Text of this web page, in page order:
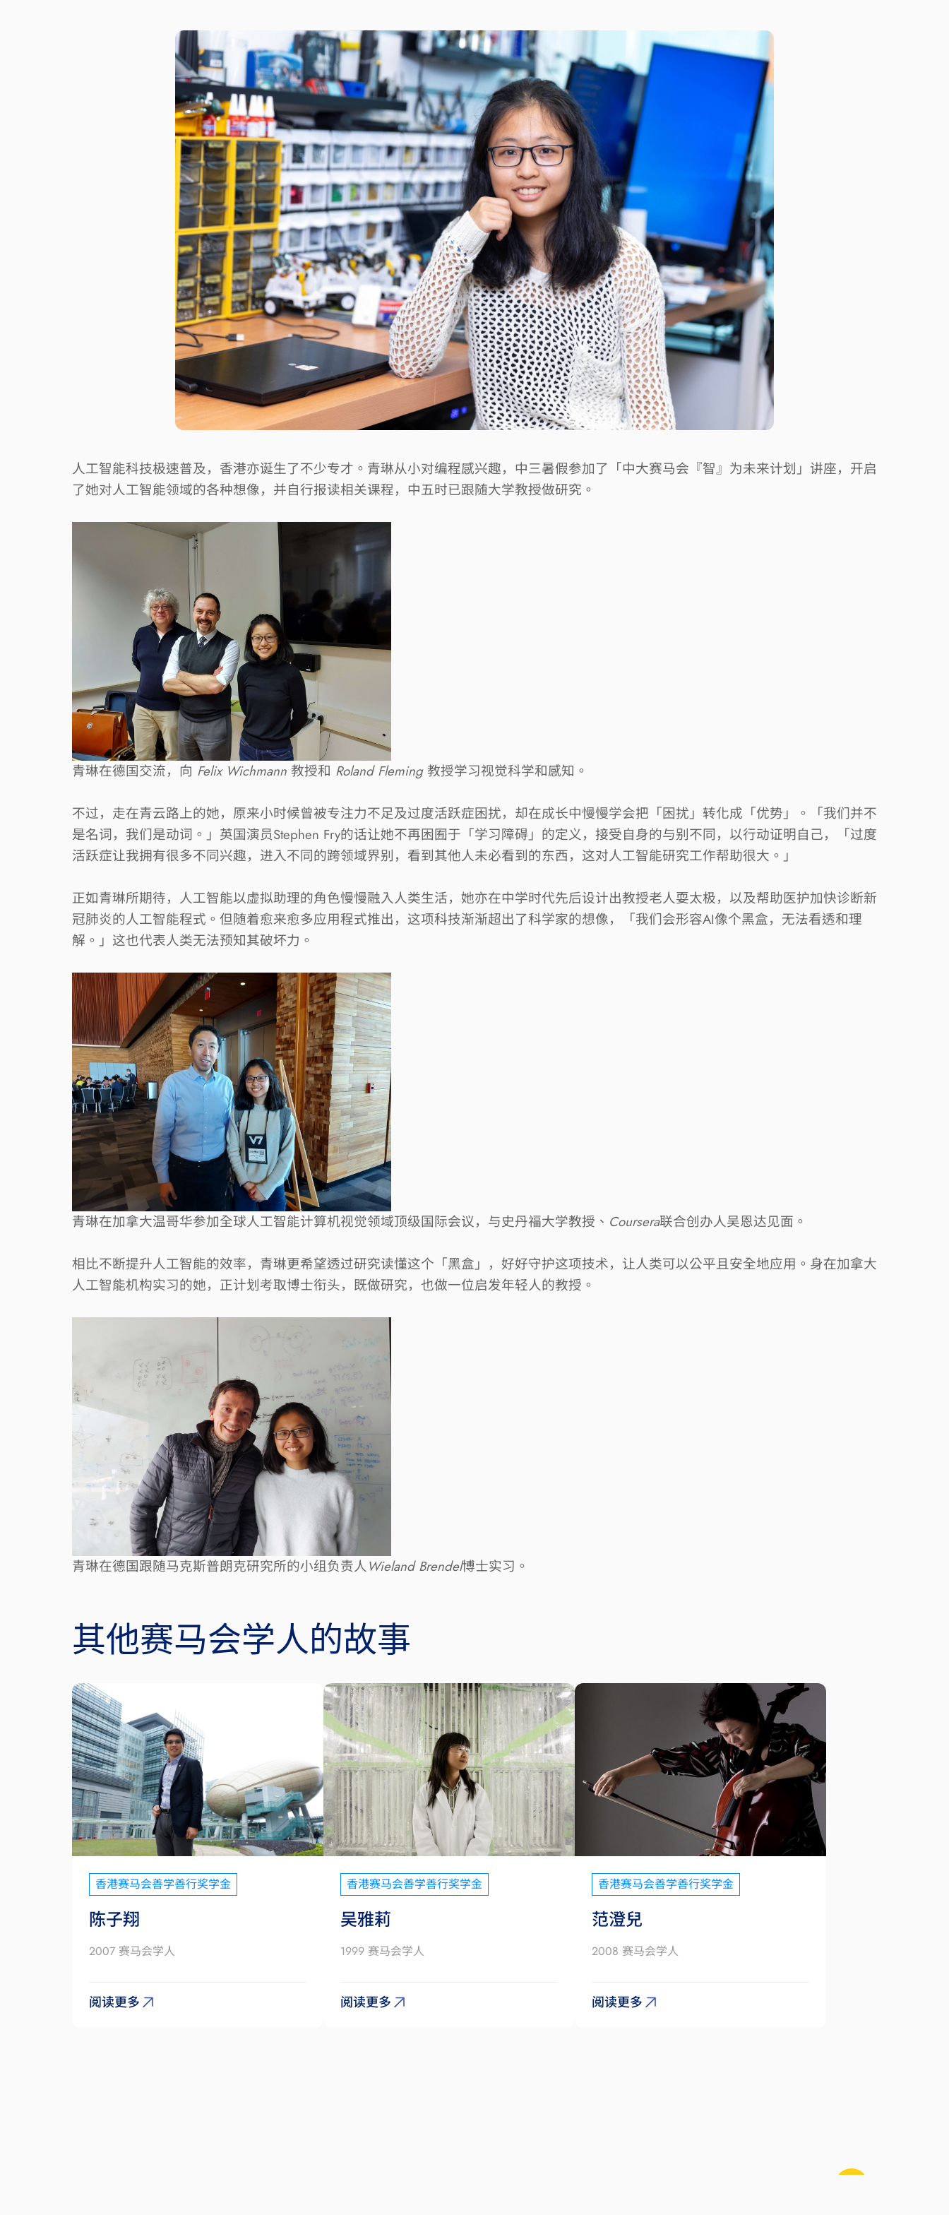
人工智能科技极速普及，香港亦诞生了不少专才。青琳从小对编程感兴趣，中三暑假参加了「中大赛马会『智』为未来计划」讲座，开启
了她对人工智能领域的各种想像，并自行报读相关课程，中五时已跟随大学教授做研究。
青琳在德国交流，向 Felix Wichmann 教授和 Roland Fleming教授学习视觉科学和感知。
不过，走在青云路上的她，原来小时候曾被专注力不足及过度活跃症困扰，却在成长中慢慢学会把「困扰」转化成「优势」。「我们并不
是名词，我们是动词。」英国演员Stephen Fry的话让她不再困囿于「学习障碍」的定义，接受自身的与别不同，以行动证明自己，「过度
活跃症让我拥有很多不同兴趣，进入不同的跨领域界别，看到其他人未必看到的东西，这对人工智能研究工作帮助很大。」
正如青琳所期待，人工智能以虚拟助理的角色慢慢融入人类生活，她亦在中学时代先后设计出教授老人耍太极，以及帮助医护加快诊断新
冠肺炎的人工智能程式。但随着愈来愈多应用程式推出，这项科技渐渐超出了科学家的想像，「我们会形容AI像个黑盒，无法看透和理
解。」这也代表人类无法预知其破坏力。
青琳在加拿大温哥华参加全球人工智能计算机视觉领域顶级国际会议，与史丹福大学教授、 Coursera联合创办人吴恩达见面。
相比不断提升人工智能的效率，青琳更希望透过研究读懂这个「黑盒」，好好守护这项技术，让人类可以公平且安全地应用。身在加拿大
人工智能机构实习的她，正计划考取博士衔头，既做研究，也做一位启发年轻人的教授。
青琳在德国跟随马克斯普朗克研究所的小组负责人Wieland Brendel博士实习。
其他赛马会学人的故事
香港赛马会善学善行奖学金
陈子翔
2007 赛马会学人
阅读更多
香港赛马会善学善行奖学金
吴雅莉
1999 赛马会学人
阅读更多
香港赛马会善学善行奖学金
范澄兒
2008 赛马会学人
阅读更多